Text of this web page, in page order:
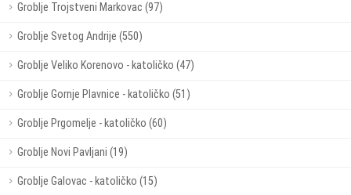
Groblje Trojstveni Markovac (97)
Groblje Svetog Andrije (550)
Groblje Veliko Korenovo - katoličko (47)
Groblje Gornje Plavnice - katoličko (51)
Groblje Prgomelje - katoličko (60)
Groblje Novi Pavljani (19)
Groblje Galovac - katoličko (15)